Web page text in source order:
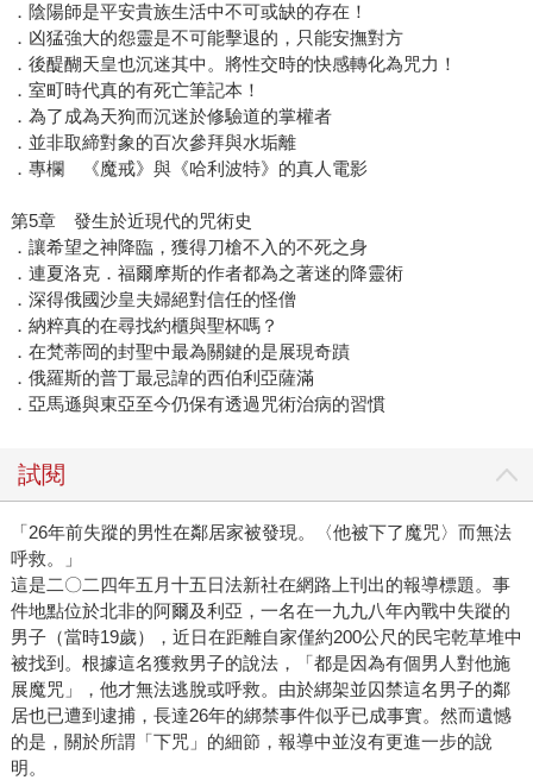
．陰陽師是平安貴族生活中不可或缺的存在！
．凶猛強大的怨靈是不可能擊退的，只能安撫對方
．後醍醐天皇也沉迷其中。將性交時的快感轉化為咒力！
．室町時代真的有死亡筆記本！
．為了成為天狗而沉迷於修驗道的掌權者
．並非取締對象的百次參拜與水垢離
．專欄 《魔戒》與《哈利波特》的真人電影
第5章 發生於近現代的咒術史
．讓希望之神降臨，獲得刀槍不入的不死之身
．連夏洛克．福爾摩斯的作者都為之著迷的降靈術
．深得俄國沙皇夫婦絕對信任的怪僧
．納粹真的在尋找約櫃與聖杯嗎？
．在梵蒂岡的封聖中最為關鍵的是展現奇蹟
．俄羅斯的普丁最忌諱的西伯利亞薩滿
．亞馬遜與東亞至今仍保有透過咒術治病的習慣
試閱
「26年前失蹤的男性在鄰居家被發現。〈他被下了魔咒〉而無法
呼救。」
這是二〇二四年五月十五日法新社在網路上刊出的報導標題。事
件地點位於北非的阿爾及利亞，一名在一九九八年內戰中失蹤的
男子（當時19歲），近日在距離自家僅約200公尺的民宅乾草堆中
被找到。根據這名獲救男子的說法，「都是因為有個男人對他施
展魔咒」，他才無法逃脫或呼救。由於綁架並囚禁這名男子的鄰
居也已遭到逮捕，長達26年的綁禁事件似乎已成事實。然而遺憾
的是，關於所謂「下咒」的細節，報導中並沒有更進一步的說
明。